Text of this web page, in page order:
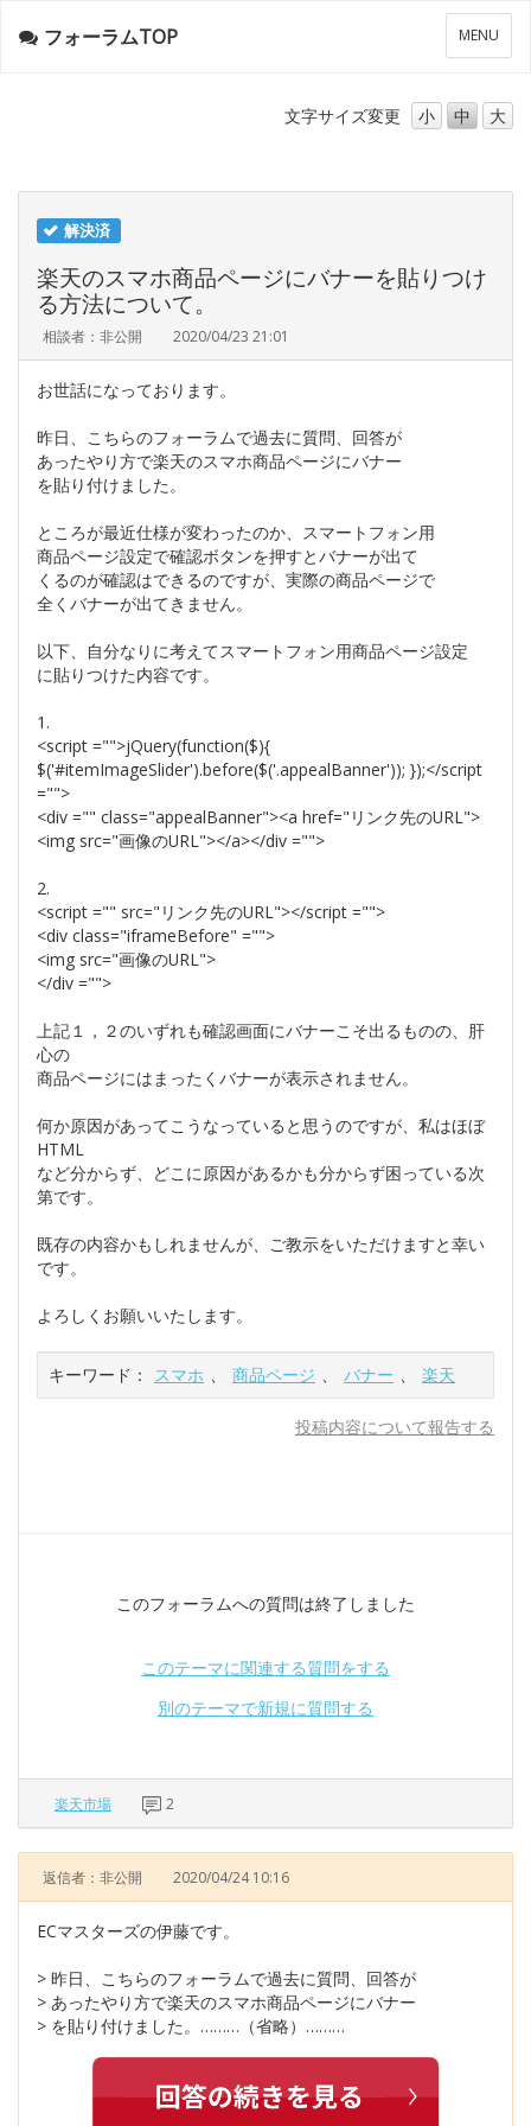
メ
ニ
ー
MENU
フォーラムTOP
文字サイズ変更 小 中 大
解決済
楽天のスマホ商品ページにバナーを貼りつけ
る方法について。
相談者：非公開 2020/04/23 21:01
お世話になっております。
昨日、こちらのフォーラムで過去に質問、回答が
あったやり方で楽天のスマホ商品ページにバナー
を貼り付けました。
ところが最近仕様が変わったのか、スマートフォン用
商品ページ設定で確認ボタンを押すとバナーが出て
くるのが確認はできるのですが、実際の商品ページで
全くバナーが出てきません。
以下、自分なりに考えてスマートフォン用商品ページ設定
に貼りつけた内容です。
1.
<script ="">jQuery(function($){
$('#itemImageSlider').before($('.appealBanner')); });</script
="">
<div ="" class="appealBanner"><a href="リンク先のURL">
<img src="画像のURL"></a></div ="">
2.
<script ="" src="リンク先のURL"></script ="">
<div class="iframeBefore" ="">
<img src="画像のURL">
</div ="">
上記１，２のいずれも確認画面にバナーこそ出るものの、肝
心の
商品ページにはまったくバナーが表示されません。
何か原因があってこうなっていると思うのですが、私はほぼ
HTML
など分からず、どこに原因があるかも分からず困っている次
第です。
既存の内容かもしれませんが、ご教示をいただけますと幸い
です。
よろしくお願いいたします。
キーワード： スマホ 、 商品ページ 、 バナー 、 楽天
投稿内容について報告する
このフォーラムへの質問は終了しました
このテーマに関連する質問をする
別のテーマで新規に質問する
楽天市場 2
返信者：非公開 2020/04/24 10:16
ECマスターズの伊藤です。
> 昨日、こちらのフォーラムで過去に質問、回答が
> あったやり方で楽天のスマホ商品ページにバナー
> を貼り付けました。………（省略）………